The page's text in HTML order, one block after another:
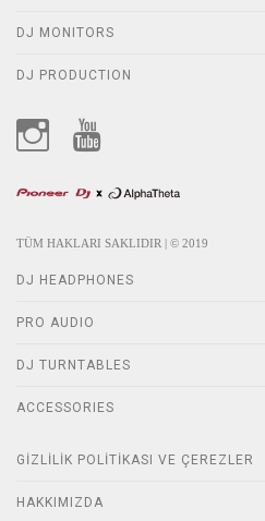
TÜM HAKLARI SAKLIDIR | © 2019
DJ MONITORS
DJ PRODUCTION
DJ HEADPHONES
PRO AUDIO
DJ TURNTABLES
ACCESSORIES
GIZLILIK POLITIKASI VE ÇEREZLER
HAKKIMIZDA